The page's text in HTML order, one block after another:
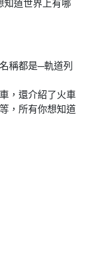
知道世界上有哪
稱都是─軌道列
，還介紹了火車
，所有你想知道